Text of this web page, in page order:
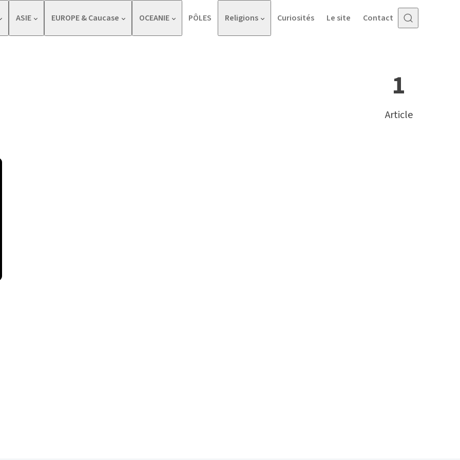
ASIE EUROPE & Caucase OCEANIE PÔLES Religions Curiosités Le site Contact
1
Article